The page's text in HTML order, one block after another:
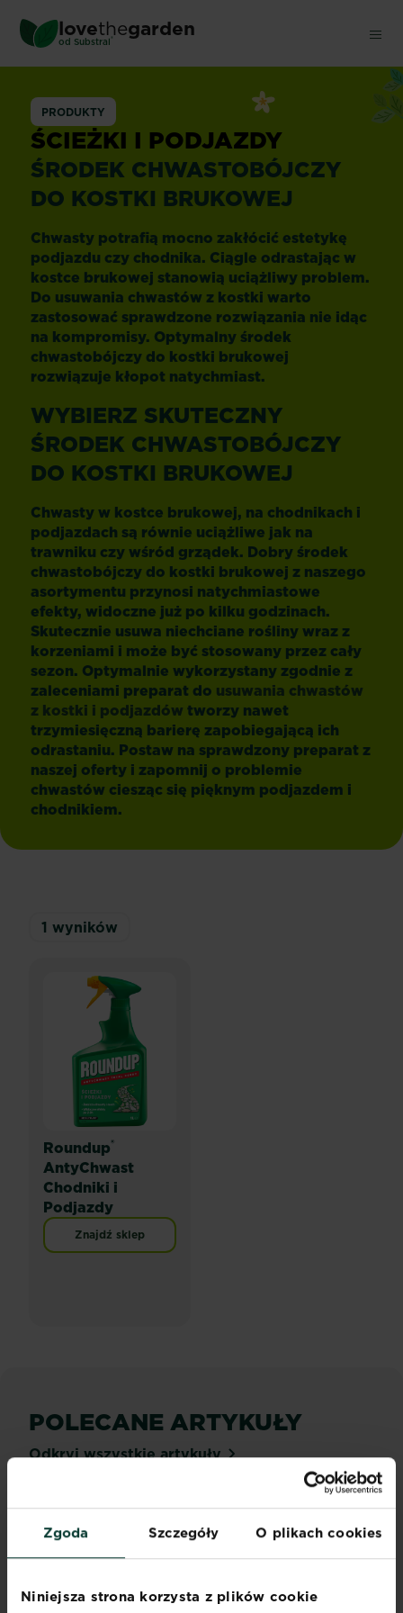
Zgoda Szczegóły O plikach cookies
Niniejsza strona korzysta z plików cookie
main
content
lovethegarden
od Substral ®
Ścieżki
podjazdy
PRODUKTY
ŚCIEŻKI I PODJAZDY
ŚRODEK CHWASTOBÓJCZY
DO KOSTKI BRUKOWEJ
Chwasty potrafią mocno zakłócić estetykę
podjazdu czy chodnika. Ciągle odrastając w
kostce brukowej stanowią uciążliwy problem.
Do usuwania chwastów z kostki warto
zastosować sprawdzone rozwiązania nie idąc
na kompromisy. Optymalny środek
chwastobójczy do kostki brukowej
rozwiązuje kłopot natychmiast.
WYBIERZ SKUTECZNY
ŚRODEK CHWASTOBÓJCZY
DO KOSTKI BRUKOWEJ
Chwasty w kostce brukowej, na chodnikach i
podjazdach są równie uciążliwe jak na
trawniku czy wśród grządek. Dobry środek
chwastobójczy do kostki brukowej z naszego
asortymentu przynosi natychmiastowe
efekty, widoczne już po kilku godzinach.
Skutecznie usuwa niechciane rośliny wraz z
korzeniami i może być stosowany przez cały
sezon. Optymalnie wykorzystany zgodnie z
zaleceniami preparat do usuwania chwastów
z kostki i podjazdów tworzy nawet
trzymiesięczną barierę zapobiegającą ich
odrastaniu. Postaw na sprawdzony preparat z
naszej oferty i zapomnij o problemie
chwastów ciesząc się pięknym podjazdem i
chodnikiem.
1 wyników
Roundup®
AntyChwast
Chodniki i
Podjazdy
Znajdź sklep
POLECANE ARTYKUŁY
Odkryj wszystkie artykuły